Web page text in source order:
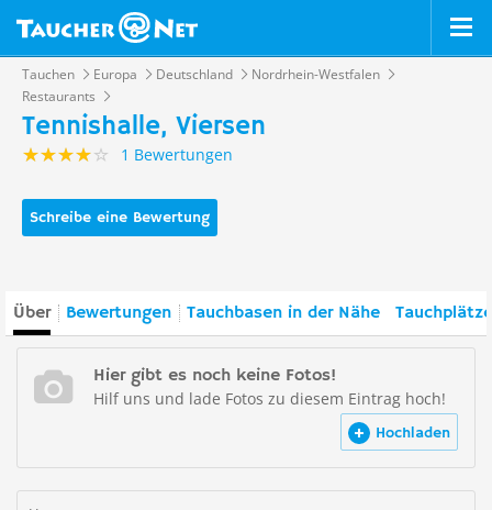
Tauchen Europa Deutschland
Nordrhein-Westfalen
Restaurants
Tennishalle, Viersen
1 Bewertungen
Schreibe eine Bewertung
Über Bewertungen Tauchbasen in der Nähe
Hier gibt es noch keine Fotos!
Hilf uns und lade Fotos zu diesem Eintrag hoch!
Hochladen